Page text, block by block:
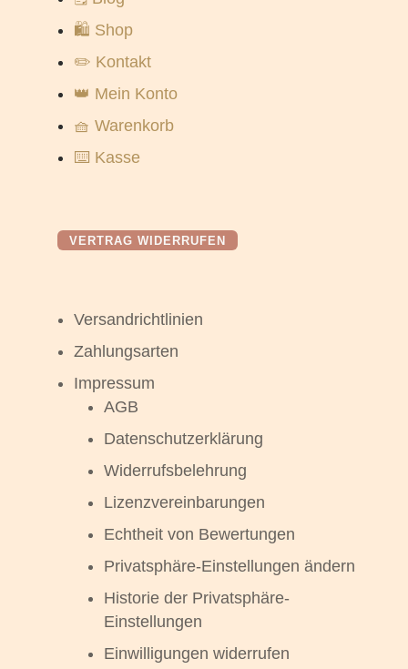
🛍️ Shop
✏️ Kontakt
👑 Mein Konto
🧺 Warenkorb
⌨️ Kasse
VERTRAG WIDERRUFEN
Versandrichtlinien
Zahlungsarten
Impressum
AGB
Datenschutzerklärung
Widerrufsbelehrung
Lizenzvereinbarungen
Echtheit von Bewertungen
Privatsphäre-Einstellungen ändern
Historie der Privatsphäre-
Einstellungen
Einwilligungen widerrufen